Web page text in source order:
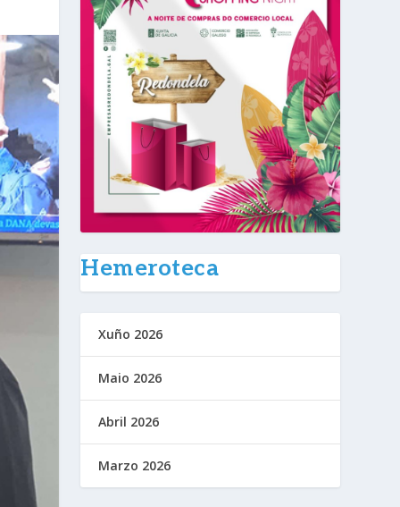
Hemeroteca
Xuño 2026
Maio 2026
Abril 2026
Marzo 2026